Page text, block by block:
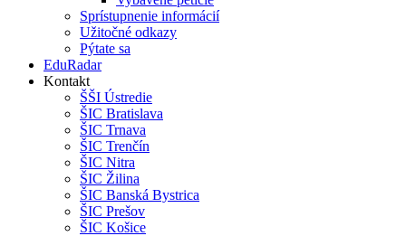
Sprístupnenie informácií
Užitočné odkazy
Pýtate sa
EduRadar
Kontakt
ŠŠI Ústredie
ŠIC Bratislava
ŠIC Trnava
ŠIC Trenčín
ŠIC Nitra
ŠIC Žilina
ŠIC Banská Bystrica
ŠIC Prešov
ŠIC Košice